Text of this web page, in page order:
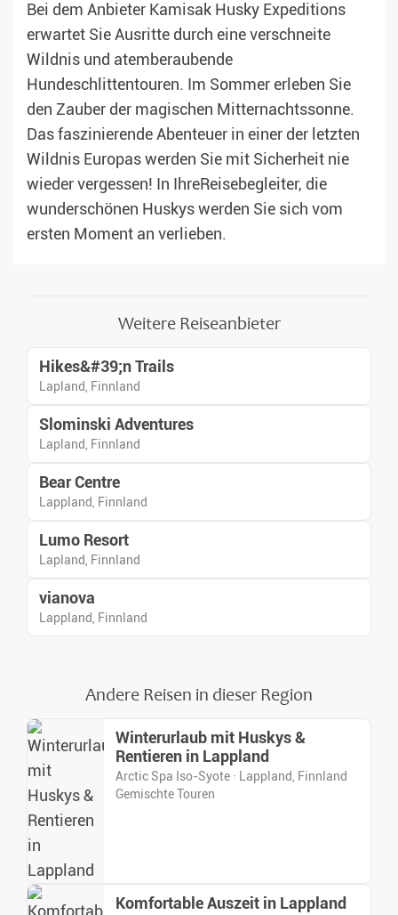
Bei dem Anbieter Kamisak Husky Expeditions
erwartet Sie Ausritte durch eine verschneite
Wildnis und atemberaubende
Hundeschlittentouren. Im Sommer erleben Sie
den Zauber der magischen Mitternachtssonne.
Das faszinierende Abenteuer in einer der letzten
Wildnis Europas werden Sie mit Sicherheit nie
wieder vergessen! In IhreReisebegleiter, die
wunderschönen Huskys werden Sie sich vom
ersten Moment an verlieben.
Weitere Reiseanbieter
Hikes&#39;n Trails
Lapland, Finnland
Slominski Adventures
Lapland, Finnland
Bear Centre
Lappland, Finnland
Lumo Resort
Lapland, Finnland
vianova
Lappland, Finnland
Andere Reisen in dieser Region
Winterurlaub mit Huskys &
Rentieren in Lappland
Arctic Spa Iso-Syote · Lappland, Finnland
Gemischte Touren
Komfortable Auszeit in Lappland